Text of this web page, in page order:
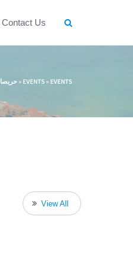
Contact Us
حريصا » EVENTS » EVENTS
View All